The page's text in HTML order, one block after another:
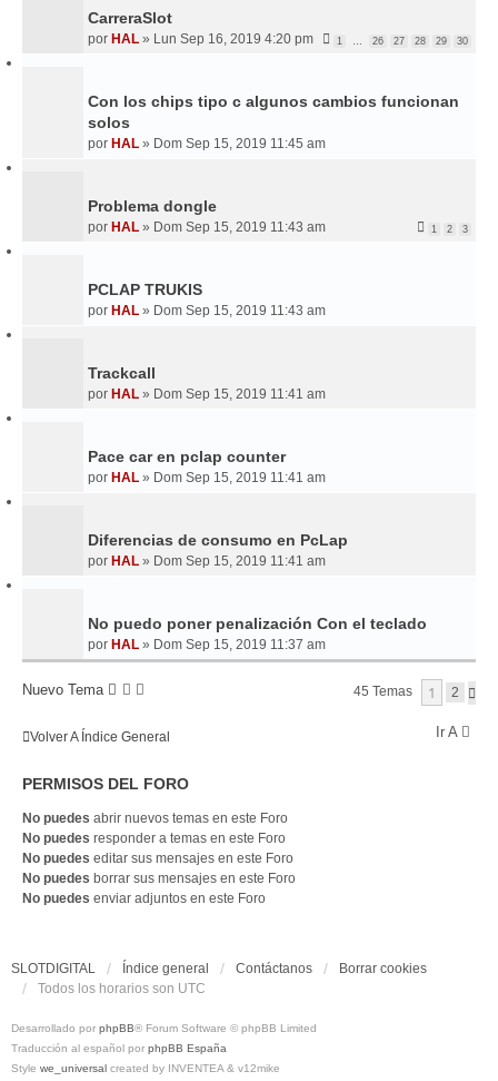
CarreraSlot
por HAL » Lun Sep 16, 2019 4:20 pm 1 … 26 27 28 29 30
Con los chips tipo c algunos cambios funcionan
solos
por HAL » Dom Sep 15, 2019 11:45 am
Problema dongle
por HAL » Dom Sep 15, 2019 11:43 am 1 2 3
PCLAP TRUKIS
por HAL » Dom Sep 15, 2019 11:43 am
Trackcall
por HAL » Dom Sep 15, 2019 11:41 am
Pace car en pclap counter
por HAL » Dom Sep 15, 2019 11:41 am
Diferencias de consumo en PcLap
por HAL » Dom Sep 15, 2019 11:41 am
No puedo poner penalización Con el teclado
por HAL » Dom Sep 15, 2019 11:37 am
Nuevo Tema 45 Temas 1 2
Volver A Índice General Ir A
PERMISOS DEL FORO
No puedes abrir nuevos temas en este Foro
No puedes responder a temas en este Foro
No puedes editar sus mensajes en este Foro
No puedes borrar sus mensajes en este Foro
No puedes enviar adjuntos en este Foro
SLOTDIGITAL Índice general Contáctanos
Borrar cookies
Todos los horarios son UTC
Desarrollado por phpBB® Forum Software © phpBB Limited
Traducción al español por phpBB España
Style we_universal created by INVENTEA & v12mike